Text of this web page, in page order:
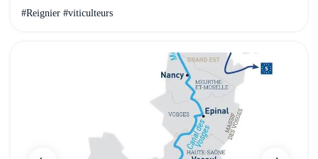
#Reignier #viticulteurs